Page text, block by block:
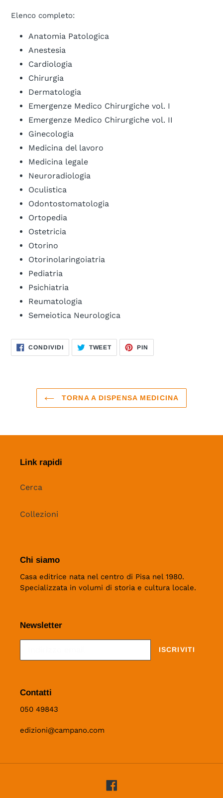
Elenco completo:
Anatomia Patologica
Anestesia
Cardiologia
Chirurgia
Dermatologia
Emergenze Medico Chirurgiche vol. I
Emergenze Medico Chirurgiche vol. II
Ginecologia
Medicina del lavoro
Medicina legale
Neuroradiologia
Oculistica
Odontostomatologia
Ortopedia
Ostetricia
Otorino
Otorinolaringoiatria
Pediatria
Psichiatria
Reumatologia
Semeiotica Neurologica
CONDIVIDICONDIVIDI
FACEBOOK
TWEETTWITTA
TWITTER
PIN
PINTEREST
TORNA A DISPENSA MEDICINA
Link rapidi
Cerca
Collezioni
Chi siamo
Casa editrice nata nel centro di Pisa nel 1980.
Specializzata in volumi di storia e cultura locale.
Newsletter
ISCRIVITI
Contatti
050 49843
edizioni@campano.com